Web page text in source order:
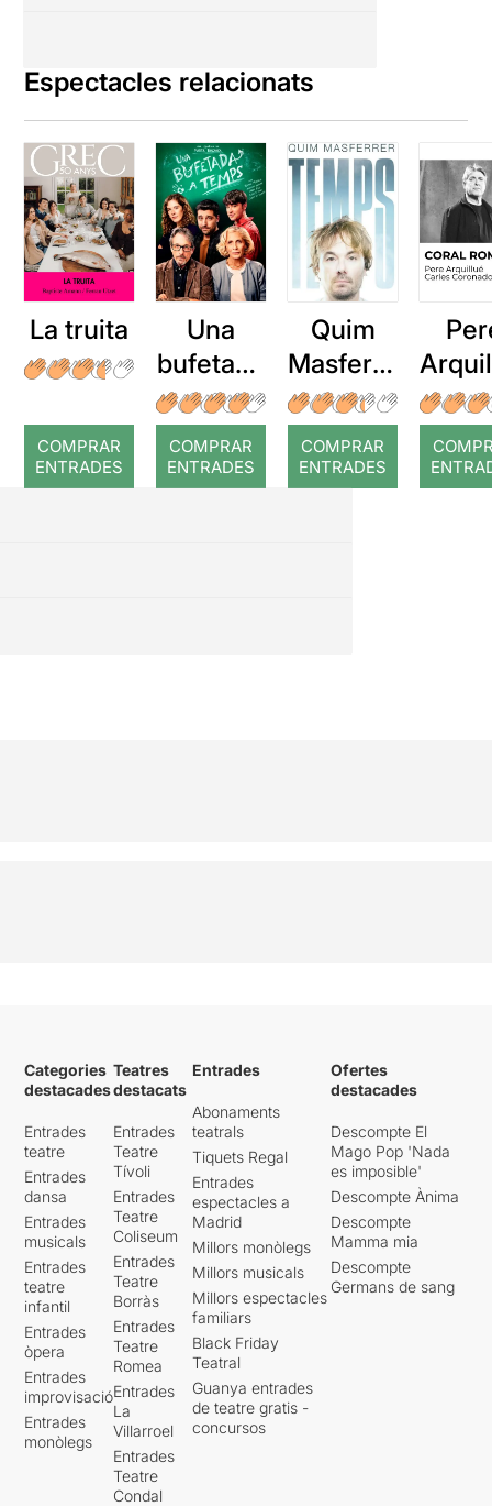
Espectacles relacionats
La truita
COMPRAR
ENTRADES
Una
bufetada
a temps
COMPRAR
ENTRADES
Quim
Masferre
r: Temps
COMPRAR
ENTRADES
:
Categories
destacades
Entrades
teatre
Entrades
dansa
Entrades
musicals
Entrades
teatre
infantil
Entrades
òpera
Entrades
improvisació
Entrades
monòlegs
Teatres
destacats
Entrades
Teatre
Tívoli
Entrades
Teatre
Coliseum
Entrades
Teatre
Borràs
Entrades
Teatre
Romea
Entrades
La
Villarroel
Entrades
Teatre
Condal
Entrades
Abonaments
teatrals
Tiquets Regal
Entrades
espectacles a
Madrid
Millors monòlegs
Millors musicals
Millors espectacles
familiars
Black Friday
Teatral
Guanya entrades
de teatre gratis -
concursos
Ofertes
destacades
Descompte El
Mago Pop 'Nada
es imposible'
Descompte Ànima
Descompte
Mamma mia
Descompte
Germans de sang